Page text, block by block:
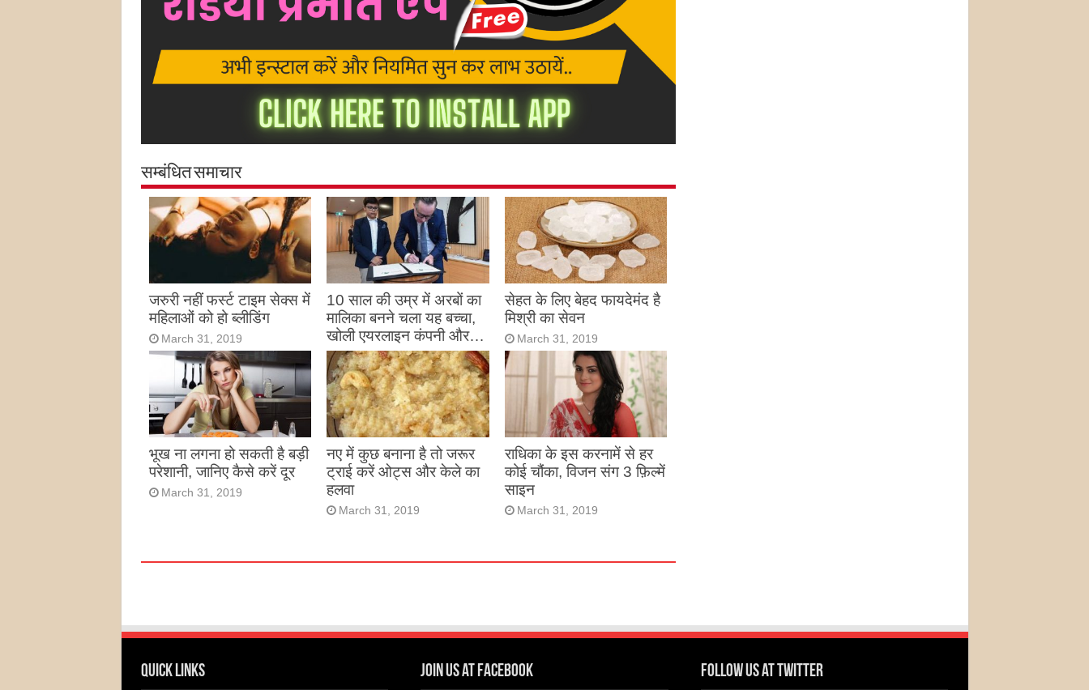
सम्बंधित समाचार
जरुरी नहीं फर्स्ट टाइम सेक्स में
महिलाओं को हो ब्लीडिंग
March 31, 2019
10 साल की उम्र में अरबों का
मालिका बनने चला यह बच्चा,
खोली एयरलाइन कंपनी और…
March 31, 2019
सेहत के लिए बेहद फायदेमंद है
मिश्री का सेवन
March 31, 2019
भूख ना लगना हो सकती है बड़ी
परेशानी, जानिए कैसे करें दूर
March 31, 2019
नए में कुछ बनाना है तो जरूर
ट्राई करें ओट्स और केले का
हलवा
March 31, 2019
राधिका के इस करनामें से हर
कोई चौंका, विजन संग 3 फ़िल्में
साइन
March 31, 2019
Quick Links Join us at Facebook Follow us at Twitter